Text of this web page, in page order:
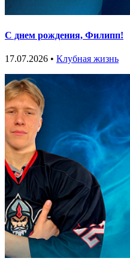
С днем рождения, Филипп!
17.07.2026 • Клубная жизнь